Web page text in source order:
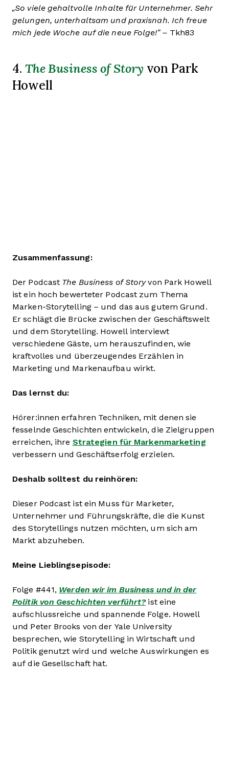
„So viele gehaltvolle Inhalte für Unternehmer. Sehr
gelungen, unterhaltsam und praxisnah. Ich freue
mich jede Woche auf die neue Folge!“ – Tkh83
4. The Business of Story von Park
Howell
Zusammenfassung:
Der Podcast The Business of Storyvon Park Howell
ist ein hoch bewerteter Podcast zum Thema
Marken-Storytelling – und das aus gutem Grund.
Er schlägt die Brücke zwischen der Geschäftswelt
und dem Storytelling. Howell interviewt
verschiedene Gäste, um herauszufinden, wie
kraftvolles und überzeugendes Erzählen in
Marketing und Markenaufbau wirkt.
Das lernst du:
Hörer:innen erfahren Techniken, mit denen sie
fesselnde Geschichten entwickeln, die Zielgruppen
erreichen, ihre Strategien für Markenmarketing
verbessern und Geschäftserfolg erzielen.
Deshalb solltest du reinhören:
Dieser Podcast ist ein Muss für Marketer,
Unternehmer und Führungskräfte, die die Kunst
des Storytellings nutzen möchten, um sich am
Markt abzuheben.
Meine Lieblingsepisode:
Folge #441, Werden wir im Business und in der
Politik von Geschichten verführt?ist eine
aufschlussreiche und spannende Folge. Howell
und Peter Brooks von der Yale University
besprechen, wie Storytelling in Wirtschaft und
Politik genutzt wird und welche Auswirkungen es
auf die Gesellschaft hat.